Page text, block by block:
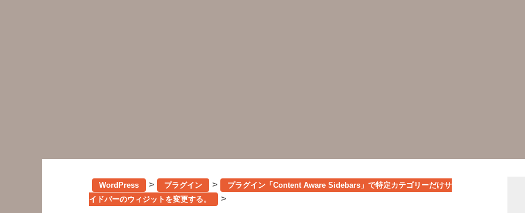
WordPress > プラグイン >
プラグイン「Content Aware Sidebars」で特定カテゴリーだけサ
イドバーのウィジットを変更する。
>